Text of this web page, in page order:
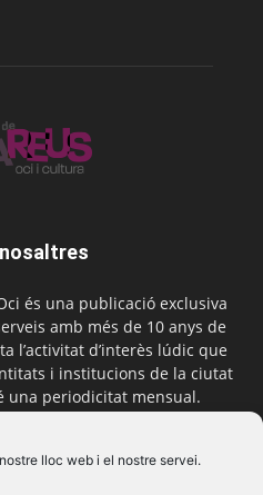
lloc web i el nostre servei.
és una publicació exclusiva
amb més de 10 anys de
l’activitat d’interès lúdic que
i institucions de la ciutat
una periodicitat mensual.